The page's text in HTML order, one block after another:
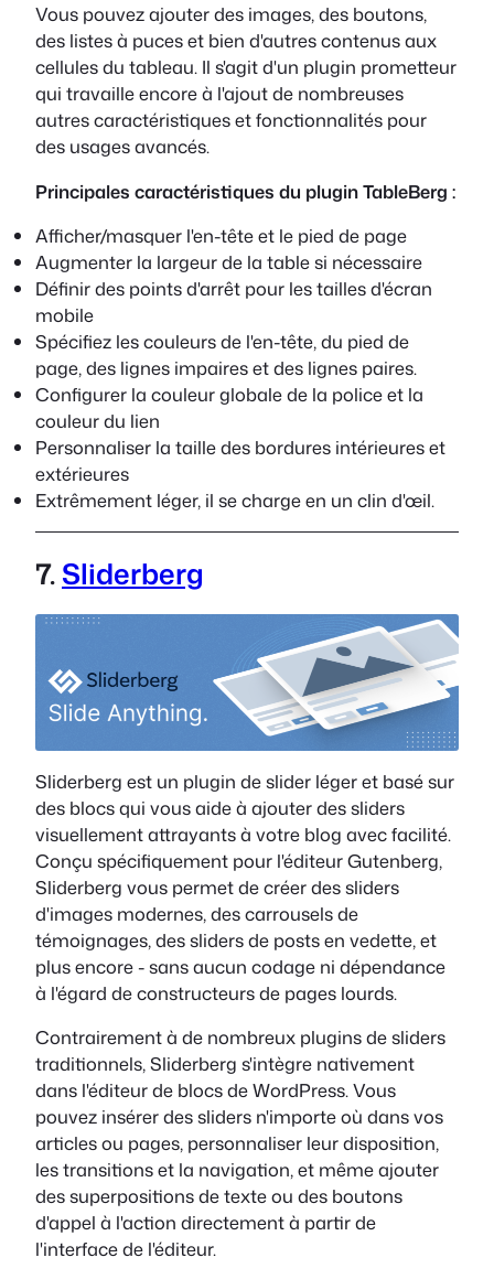
Vous pouvez ajouter des images, des boutons,
des listes à puces et bien d'autres contenus aux
cellules du tableau. Il s'agit d'un plugin prometteur
qui travaille encore à l'ajout de nombreuses
autres caractéristiques et fonctionnalités pour
des usages avancés.
Principales caractéristiques du plugin TableBerg :
Afficher/masquer l'en-tête et le pied de page
Augmenter la largeur de la table si nécessaire
Définir des points d'arrêt pour les tailles d'écran
mobile
Spécifiez les couleurs de l'en-tête, du pied de
page, des lignes impaires et des lignes paires.
Configurer la couleur globale de la police et la
couleur du lien
Personnaliser la taille des bordures intérieures et
extérieures
Extrêmement léger, il se charge en un clin d'œil.
7.Sliderberg
Sliderberg est un plugin de slider léger et basé sur
des blocs qui vous aide à ajouter des sliders
visuellement attrayants à votre blog avec facilité.
Conçu spécifiquement pour l'éditeur Gutenberg,
Sliderberg vous permet de créer des sliders
d'images modernes, des carrousels de
témoignages, des sliders de posts en vedette, et
plus encore - sans aucun codage ni dépendance
à l'égard de constructeurs de pages lourds.
Contrairement à de nombreux plugins de sliders
traditionnels, Sliderberg s'intègre nativement
dans l'éditeur de blocs de WordPress. Vous
pouvez insérer des sliders n'importe où dans vos
articles ou pages, personnaliser leur disposition,
les transitions et la navigation, et même ajouter
des superpositions de texte ou des boutons
d'appel à l'action directement à partir de
l'interface de l'éditeur.